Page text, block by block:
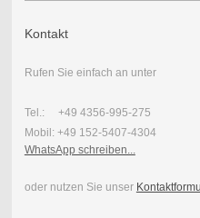
Kontakt
Rufen Sie einfach an unter
Tel.: +49 4356-995-275
Mobil: +49 152-5407-4304
WhatsApp schreiben...
oder nutzen Sie unser